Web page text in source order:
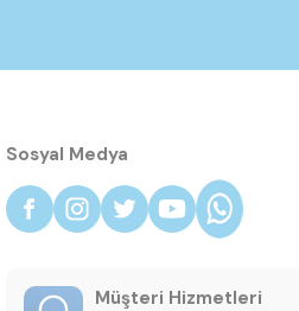
Sosyal Medya
Müşteri Hizmetleri